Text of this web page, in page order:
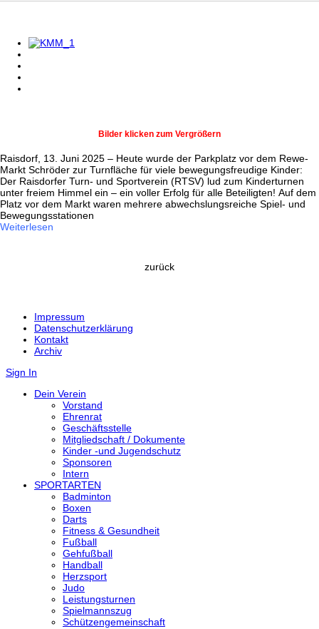
Bilder klicken zum Vergrößern
Raisdorf, 13. Juni 2025 – Heute wurde der Parkplatz vor dem Rewe-
Markt Schröder zur Turnfläche für viele bewegungsfreudige Kinder:
Der Raisdorfer Turn- und Sportverein (RTSV) lud zum Kinderturnen
unter freiem Himmel ein – ein voller Erfolg für alle Beteiligten! Auf dem
Platz vor dem Markt waren mehrere abwechslungsreiche Spiel- und
Bewegungsstationen
Weiterlesen
zurück
Impressum
Datenschutzerklärung
Kontakt
Archiv
Sign In
Dein Verein
Vorstand
Ehrenrat
Geschäftsstelle
Mitgliedschaft / Dokumente
Kinder -und Jugendschutz
Sponsoren
Intern
SPORTARTEN
Badminton
Boxen
Darts
Fitness & Gesundheit
Fußball
Gehfußball
Handball
Herzsport
Judo
Leistungsturnen
Spielmannszug
Schützengemeinschaft